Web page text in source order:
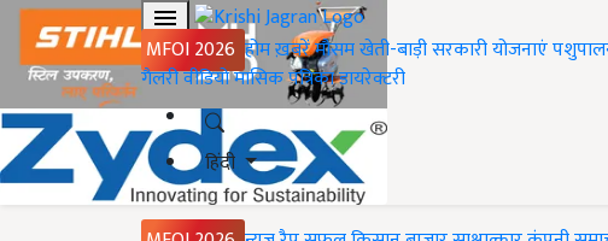
MFOI 2026 होमख़बरेंमौसमखेती-बाड़ीसरकारी योजनाएं
गैलरीवीडियोमासिक पत्रिकाडायरेक्टरी
हिंदी